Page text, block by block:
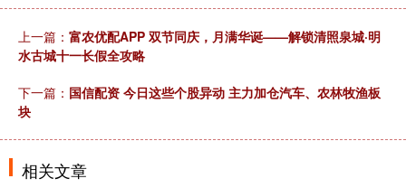
上一篇： 富农优配APP 双节同庆，月满华诞——解锁清照泉城·明
水古城十一长假全攻略
下一篇： 国信配资 今日这些个股异动 主力加仓汽车、农林牧渔板
块
相关文章